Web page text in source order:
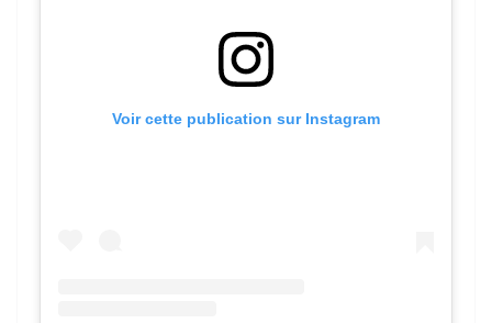
Voir cette publication sur Instagram